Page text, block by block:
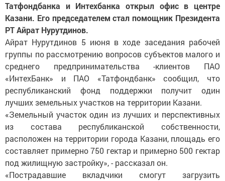
Татфондбанка и Интехбанка открыл офис в центре
Казани. Его председателем стал помощник Президента
РТ Айрат Нурутдинов.
Айрат Нурутдинов 5 июня в ходе заседания рабочей
группы по рассмотрению вопросов субъектов малого и
среднего предпринимательства -клиентов ПАО
«ИнтехБанк» и ПАО «Татфондбанк» сообщил, что
республиканский фонд поддержки получит один
лучших земельных участков на территории Казани.
«Земельный участок один из лучших и перспективных
из состава республиканской собственности,
расположен на территории города Казани, площадь его
составляет примерно 750 гектар и примерно 500 гектар
под жилищную застройку», - рассказал он.
«Пострадавшие вкладчики смогут загрузить